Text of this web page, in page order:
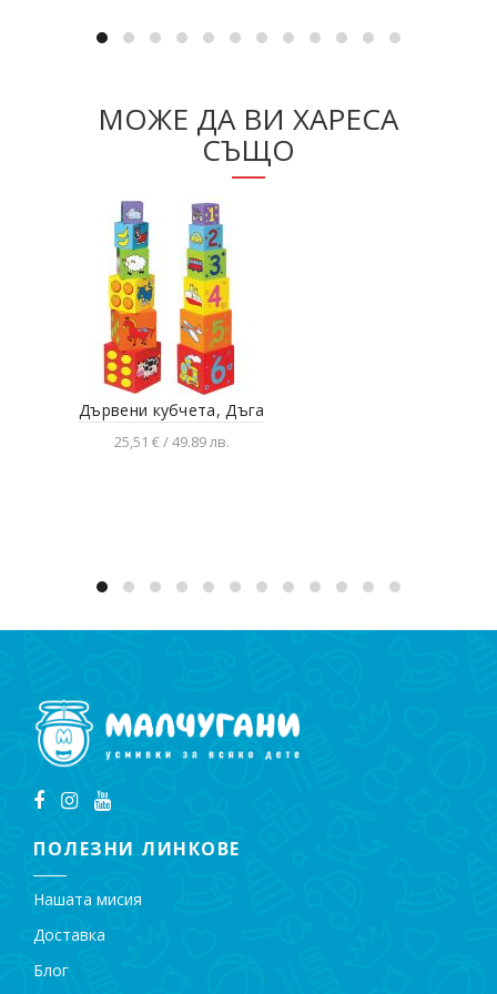
МОЖЕ ДА ВИ ХАРЕСА
СЪЩО
Дървени кубчета, Дъга
25,51 € / 49.89 лв.
ПОЛЕЗНИ ЛИНКОВЕ
Нашата мисия
Доставка
Блог